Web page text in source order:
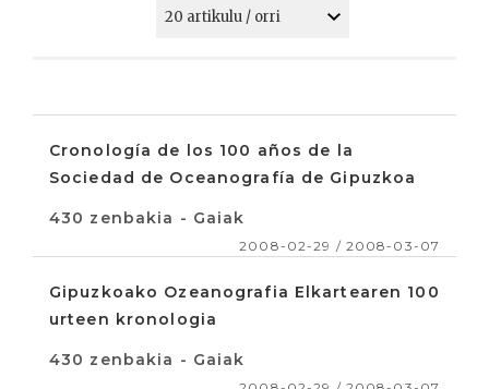
Cronología de los 100 años de la
Sociedad de Oceanografía de Gipuzkoa
430 zenbakia - Gaiak
2008-02-29 / 2008-03-07
Gipuzkoako Ozeanografia Elkartearen 100
urteen kronologia
430 zenbakia - Gaiak